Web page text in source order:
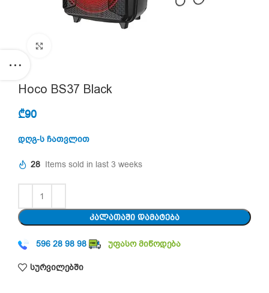
Hoco BS37 Black
₾90
დღგ-ს ჩათვლით
28 Items sold in last 3 weeks
ᲙᲐᲚᲐᲗᲐᲨᲘ ᲓᲐᲛᲐᲢᲔᲑᲐ
596 28 98 98 უფასო მიწოდება
სურვილებში